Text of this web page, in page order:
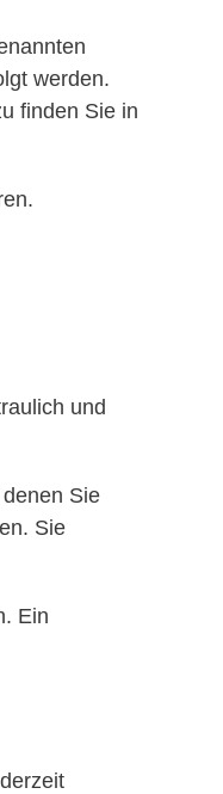
werden.
finden Sie in
und
Sie
Sie
Ein